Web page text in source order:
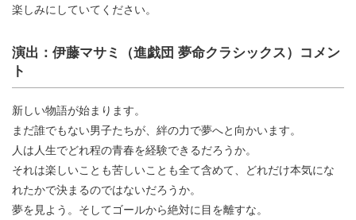
楽しみにしていてください。
演出：伊藤マサミ（進戯団 夢命クラシックス）コメン
ト
新しい物語が始まります。
まだ誰でもない男子たちが、絆の力で夢へと向かいます。
人は人生でどれ程の青春を経験できるだろうか。
それは楽しいことも苦しいことも全て含めて、どれだけ本気にな
れたかで決まるのではないだろうか。
夢を見よう。そしてゴールから絶対に目を離すな。